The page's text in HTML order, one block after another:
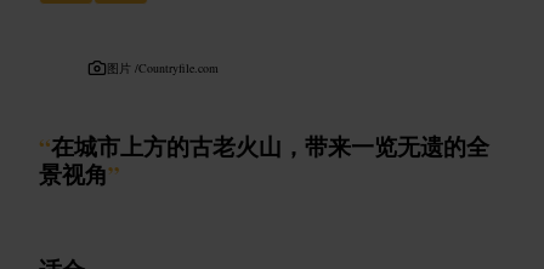
图片 /Countryfile.com
“在城市上方的古老火山，带来一览无遗的全
景视角”